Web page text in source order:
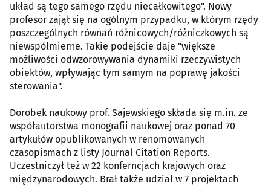
układ są tego samego rzędu niecałkowitego". Nowy
profesor zajął się na ogólnym przypadku, w którym rzędy
poszczególnych równań różnicowych/różniczkowych są
niewspółmierne. Takie podejście daje "większe
możliwości odwzorowywania dynamiki rzeczywistych
obiektów, wpływając tym samym na poprawę jakości
sterowania".
Dorobek naukowy prof. Sajewskiego składa się m.in. ze
współautorstwa monografii naukowej oraz ponad 70
artykułów opublikowanych w renomowanych
czasopismach z listy Journal Citation Reports.
Uczestniczył też w 22 konferncjach krajowych oraz
międzynarodowych. Brał także udział w 7 projektach